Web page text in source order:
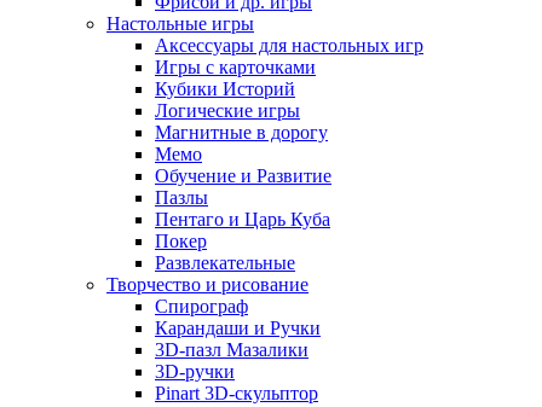
Настольные игры
Аксессуары для настольных игр
Игры с карточками
Кубики Историй
Логические игры
Магнитные в дорогу
Мемо
Обучение и Развитие
Пазлы
Пентаго и Царь Куба
Покер
Развлекательные
Творчество и рисование
Спирограф
Карандаши и Ручки
3D-пазл Мазалики
3D-ручки
Pinart 3D-скульптор